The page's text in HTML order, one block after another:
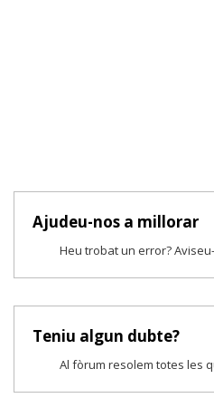
Ajudeu-nos a millorar
Heu trobat un error?
Teniu algun dubte?
Al fòrum resolem totes les